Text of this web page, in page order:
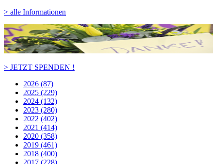
> alle Informationen
> JETZT SPENDEN !
2026 (87)
2025 (229)
2024 (132)
2023 (280)
2022 (402)
2021 (414)
2020 (358)
2019 (461)
2018 (400)
2017 (228)